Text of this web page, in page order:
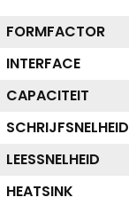
FORMFACTOR
INTERFACE
CAPACITEIT
SCHRIJFSNELHEID
LEESSNELHEID
HEATSINK